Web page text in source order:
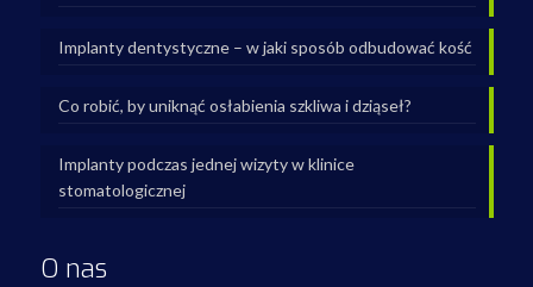
Implanty dentystyczne – w jaki sposób odbudować kość
Co robić, by uniknąć osłabienia szkliwa i dziąseł?
Implanty podczas jednej wizyty w klinice
stomatologicznej
O nas